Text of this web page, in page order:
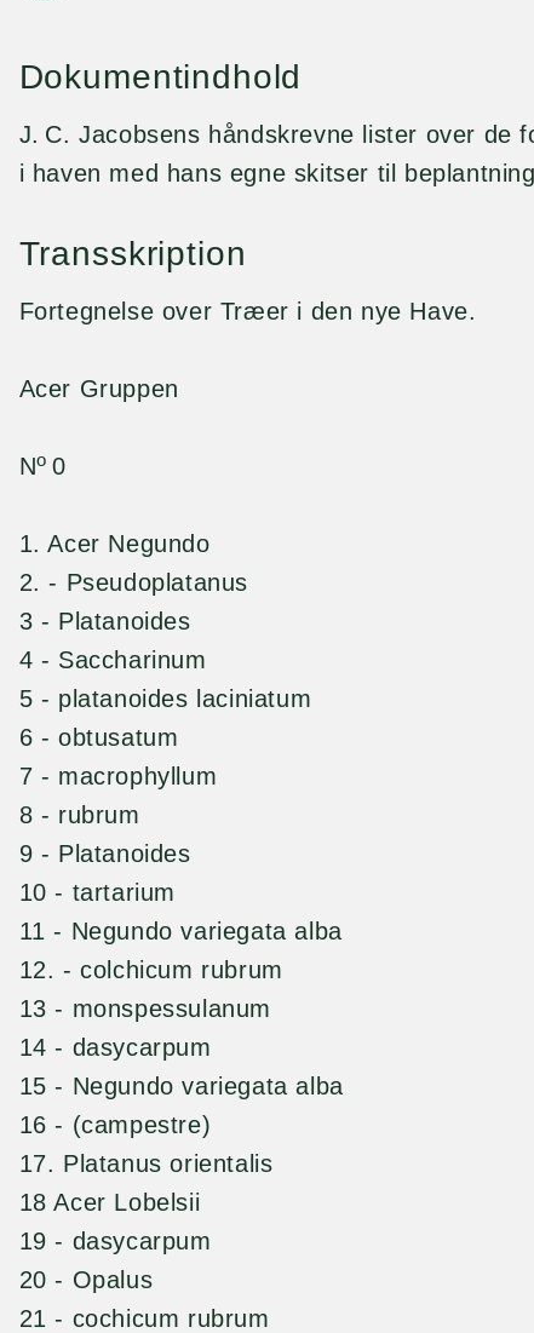
Dokumentindhold
J. C. Jacobsens håndskrevne lister over de
i haven med hans egne skitser til
Transskription
Fortegnelse over Træer i den nye Have.
Acer Gruppen
No0
1. Acer Negundo
2. - Pseudoplatanus
3 - Platanoides
4 - Saccharinum
5 - platanoides laciniatum
6 - obtusatum
7 - macrophyllum
8 - rubrum
9 - Platanoides
10 - tartarium
11 - Negundo variegata alba
12. - colchicum rubrum
13 - monspessulanum
14 - dasycarpum
15 - Negundo variegata alba
16 - (campestre)
17. Platanus orientalis
18 Acer Lobelsii
19 - dasycarpum
20 - Opalus
21 - cochicum rubrum